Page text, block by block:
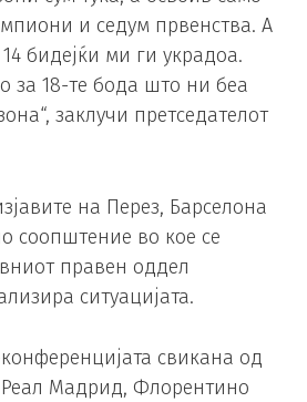
и седум првенства. А
бидејќи ми ги украдоа.
за 18-те бода што ни беа
заклучи претседателот
на Перез, Барселона
соопштение во кое се
правен оддел
ситуацијата.
свикана од
Реал Мадрид, Флорентино